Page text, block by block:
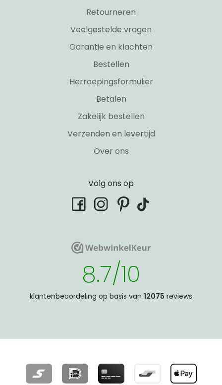
Retourneren
Veelgestelde vragen
Garantie en klachten
Bestellen
Herroepingsformulier
Betalen
Zakelijk bestellen
Verzenden en levertijd
Over ons
Volg ons op
facebookinstagram
pinterest
tiktok
WebwinkelKeurWebwinkelKeur
8.7/10
klantenbeoordeling op basis van 12075 reviews